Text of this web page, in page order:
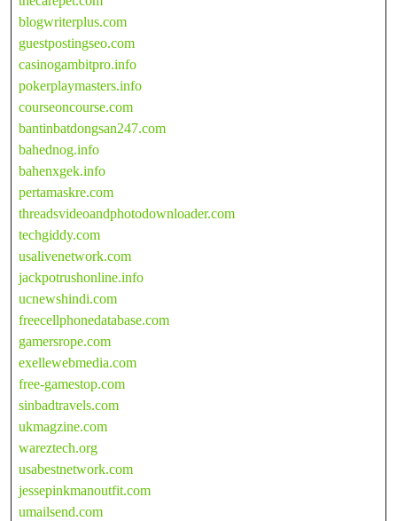
blogwriterplus.com
guestpostingseo.com
casinogambitpro.info
pokerplaymasters.info
courseoncourse.com
bantinbatdongsan247.com
bahednog.info
bahenxgek.info
pertamaskre.com
threadsvideoandphotodownloader.com
techgiddy.com
usalivenetwork.com
jackpotrushonline.info
ucnewshindi.com
freecellphonedatabase.com
gamersrope.com
exellewebmedia.com
free-gamestop.com
sinbadtravels.com
ukmagzine.com
wareztech.org
usabestnetwork.com
jessepinkmanoutfit.com
umailsend.com